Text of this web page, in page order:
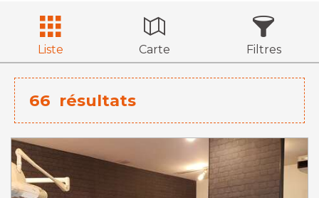
Liste Carte Filtres
66 résultats